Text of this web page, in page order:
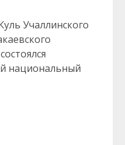
Учаллинского
национальный